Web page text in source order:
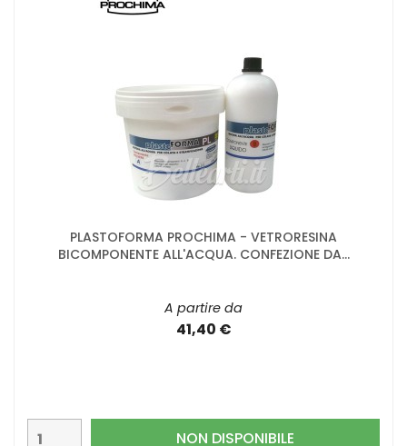
PLASTOFORMA PROCHIMA - VETRORESINA
BICOMPONENTE ALL'ACQUA. CONFEZIONE DA...
A partire da
41,40 €
NON DISPONIBILE